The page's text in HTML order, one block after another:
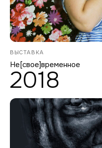
ВЫСТАВКА
Не[свое]временное
2018